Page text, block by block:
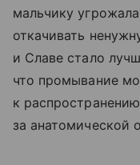
мальчику
откачивать
и Славе стало
что промывание
к
за анатомической